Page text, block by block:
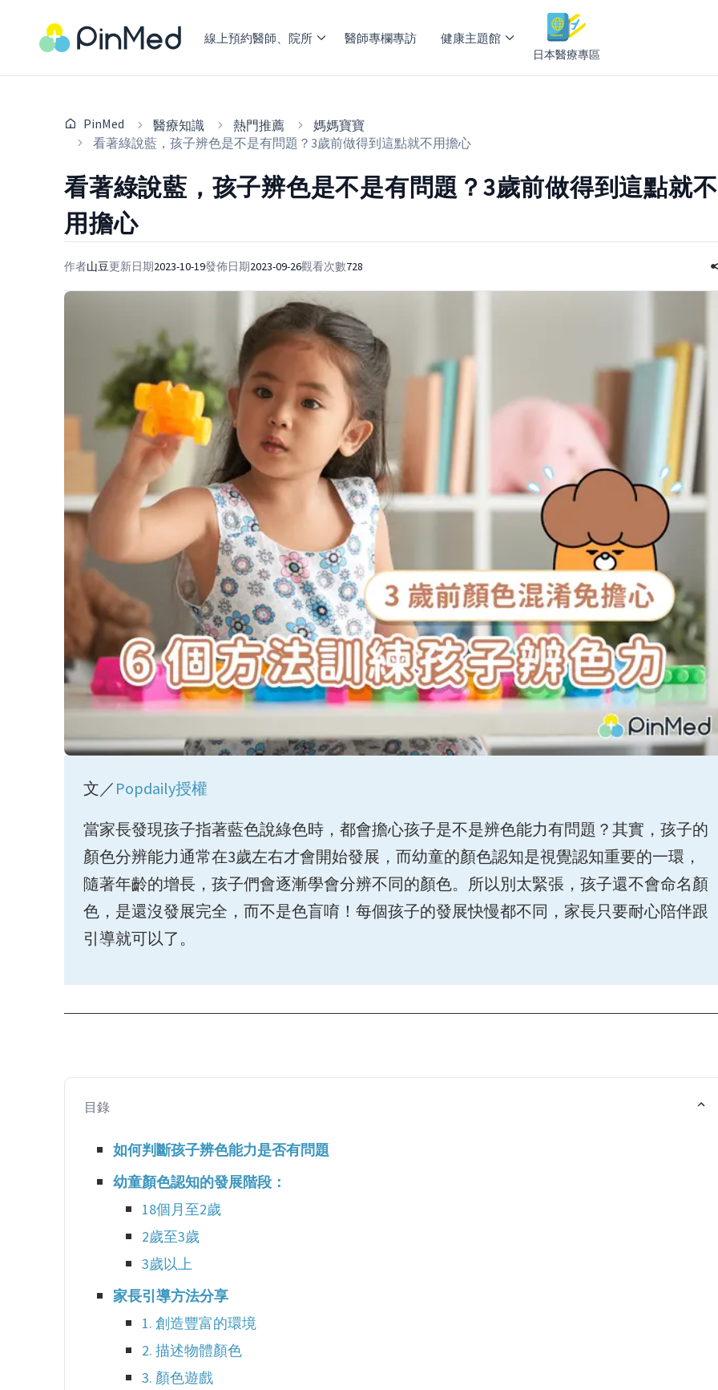
線上預約醫師、院所 醫師專欄專訪 健康主題館
日本醫療專區
PinMed 醫療知識 熱門推薦
媽媽寶寶
看著綠說藍，孩子辨色是不是有問題？3歲前做得到這點就不用擔心
看著綠說藍，孩子辨色是不是有問題？3歲前做得到這點就不
用擔心
作者山豆更新日期2023-10-19發佈日期2023-09-26觀看次數728
文／ Popdaily授權
當家長發現孩子指著藍色說綠色時，都會擔心孩子是不是辨色能力有問題？其實，孩子的
顏色分辨能力通常在3歲左右才會開始發展，而幼童的顏色認知是視覺認知重要的一環，
隨著年齡的增長，孩子們會逐漸學會分辨不同的顏色。所以別太緊張，孩子還不會命名顏
色，是還沒發展完全，而不是色盲唷！每個孩子的發展快慢都不同，家長只要耐心陪伴跟
引導就可以了。
目錄
如何判斷孩子辨色能力是否有問題
幼童顏色認知的發展階段：
18個月至2歲
2歲至3歲
3歲以上
家長引導方法分享
1. 創造豐富的環境
2. 描述物體顏色
3. 顏色遊戲